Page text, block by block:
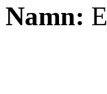
Namn: